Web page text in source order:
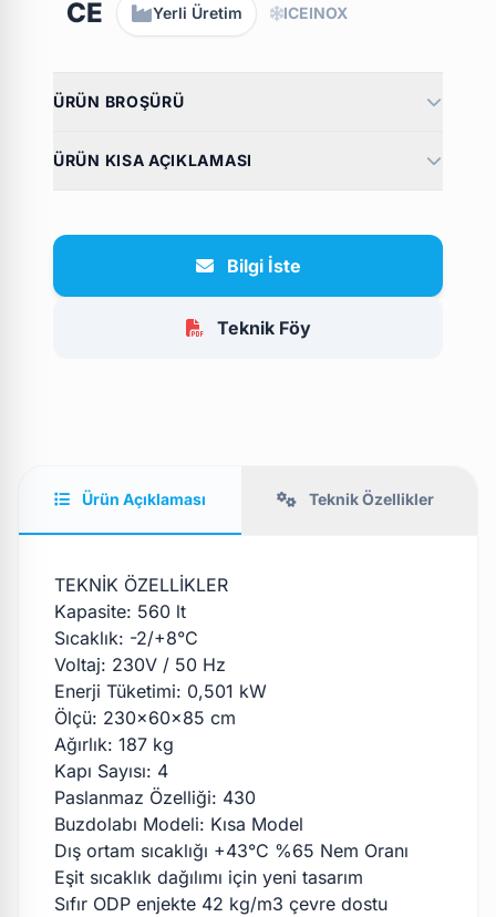
CE Yerli Üretim ICEINOX
ÜRÜN BROŞÜRÜ
ÜRÜN KISA AÇIKLAMASI
Bilgi İste
Teknik Föy
Ürün Açıklaması Teknik Özellikler
TEKNİK ÖZELLİKLER
Kapasite: 560 lt
Sıcaklık: -2/+8°C
Voltaj: 230V / 50 Hz
Enerji Tüketimi: 0,501 kW
Ölçü: 230x60x85 cm
Ağırlık: 187 kg
Kapı Sayısı: 4
Paslanmaz Özelliği: 430
Buzdolabı Modeli: Kısa Model
Dış ortam sıcaklığı +43°C %65 Nem Oranı
Eşit sıcaklık dağılımı için yeni tasarım
Sıfır ODP enjekte 42 kg/m3 çevre dostu